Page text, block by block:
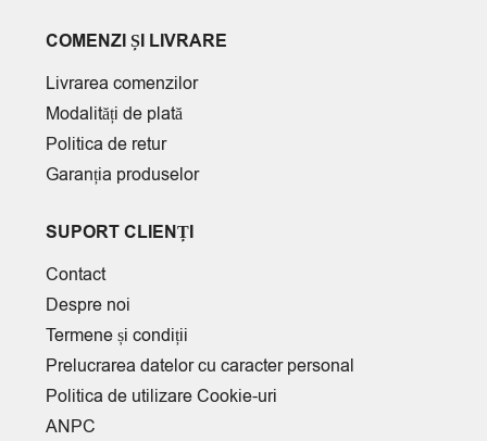
COMENZI ȘI LIVRARE
Livrarea comenzilor
Modalități de plată
Politica de retur
Garanția produselor
SUPORT CLIENȚI
Contact
Despre noi
Termene și condiții
Prelucrarea datelor cu caracter personal
Politica de utilizare Cookie-uri
ANPC